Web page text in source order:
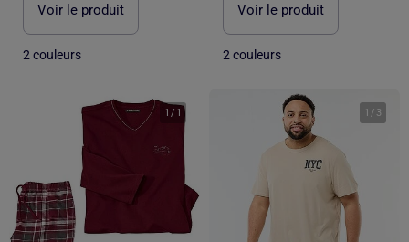
Voir le produit
2 couleurs
Voir le produit
2 couleurs
1 / 1 1 / 3